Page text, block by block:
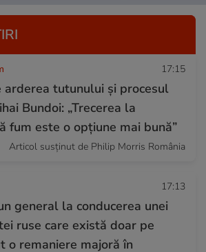
17:15
tutunului și procesul
Bundoi: „Trecerea la
fum este o opțiune mai bună”
Articol susținut de Philip Morris România
17:13
general la conducerea unei
ruse care există doar pe
o remaniere majoră în